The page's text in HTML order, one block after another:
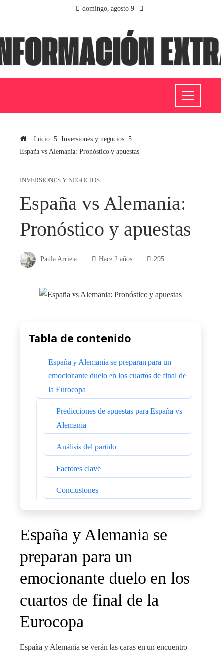
domingo, agosto 9
Inicio
Inversiones y negocios
España vs Alemania: Pronóstico y apuestas
INVERSIONES Y NEGOCIOS
España vs Alemania:
Pronóstico y apuestas
Paula Arrieta Hace 2 años 295
Tabla de contenido
España y Alemania se preparan para un
emocionante duelo en los cuartos de final de
la Eurocopa
Predicciones de apuestas para España vs
Alemania
Análisis del partido
Factores clave
Conclusiones
España y Alemania se
preparan para un
emocionante duelo en los
cuartos de final de la
Eurocopa
España y Alemania se verán las caras en un encuentro